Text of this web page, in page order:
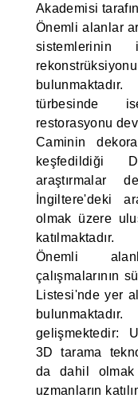
Akademisi
Önemli alanlar
sistemlerinin
türbesinde
restorasyonu
Caminin
keşfedildiği
araştırmalar
İngiltere'deki
olmak üzere
katılmaktadır.
Önemli
çalışmalarının
Listesi'nde yer
gelişmektedir:
3D tarama
da dahil
uzmanların